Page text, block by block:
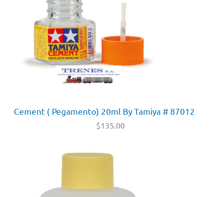
Cement ( Pegamento) 20ml By Tamiya # 87012
$135.00